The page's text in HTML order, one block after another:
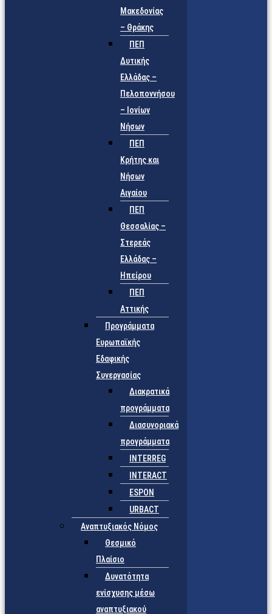
Μακεδονίας
– Θράκης
ΠΕΠ
Δυτικής
Ελλάδας –
Πελοποννήσου
– Ιονίων
Νήσων
ΠΕΠ
Κρήτης και
Νήσων
Αιγαίου
ΠΕΠ
Θεσσαλίας –
Στερεάς
Ελλάδας –
Ηπείρου
ΠΕΠ
Αττικής
Προγράμματα
Ευρωπαϊκής
Εδαφικής
Συνεργασίας
Διακρατικά
προγράμματα
Διασυνοριακά
προγράμματα
INTERREG
INTERACT
ESPON
URBACT
Αναπτυξιακός Νόμος
Θεσμικό
Πλαίσιο
Δυνατότητα
ενίσχυσης μέσω
αναπτυξιακού